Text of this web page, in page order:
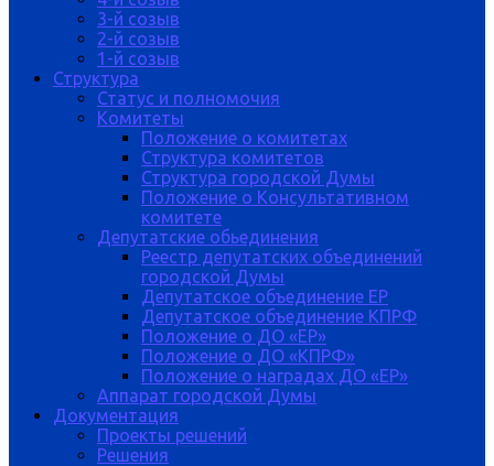
3-й созыв
2-й созыв
1-й созыв
Структура
Статус и полномочия
Комитеты
Положение о комитетах
Структура комитетов
Структура городской Думы
Положение о Консультативном
комитете
Депутатские обьединения
Реестр депутатских объединений
городской Думы
Депутатское объединение ЕР
Депутатское объединение КПРФ
Положение о ДО «ЕР»
Положение о ДО «КПРФ»
Положение о наградах ДО «ЕР»
Аппарат городской Думы
Документация
Проекты решений
Решения